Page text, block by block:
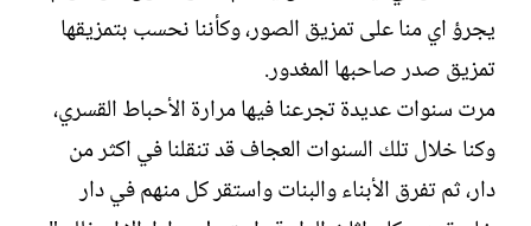
يجرؤ اي منا على تمزيق الصور، وكأننا نحسب بتمزيقها
تمزيق صدر صاحبها المغدور.
مرت سنوات عديدة تجرعنا فيها مرارة الأحباط القسري،
وكنا خلال تلك السنوات العجاف قد تنقلنا في اكثر من
دار، ثم تفرق الأبناء والبنات واستقر كل منهم في دار